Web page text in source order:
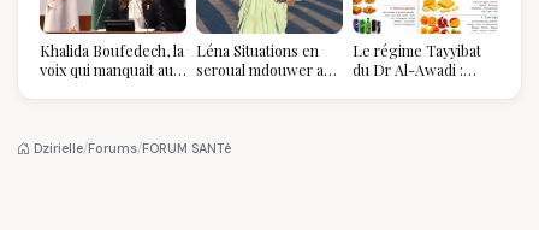
Khalida Boufedech, la
voix qui manquait au
Léna Situations en
seroual mdouwer au
pièce mode de l'été
Le régime Tayyibat
du Dr Al-Awadi :
Dzirielle/Forums/FORUM SANTé